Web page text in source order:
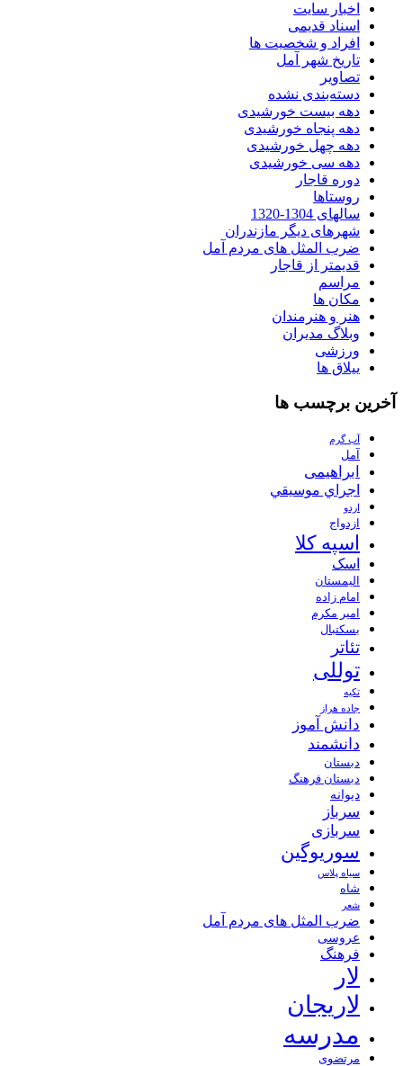
اخبار سایت
اسناد قدیمی
افراد و شخصیت ها
تاریخ شهر آمل
تصاویر
دسته‌بندی نشده
دهه بیست خورشیدی
دهه پنجاه خورشیدی
دهه چهل خورشیدی
دهه سی خورشیدی
دوره قاجار
روستاها
سالهای 1304-1320
شهرهای دیگر مازندران
ضرب المثل های مردم آمل
قدیمتر از قاجار
مراسم
مکان ها
هنر و هنرمندان
وبلاگ مدیران
ورزشی
ییلاق ها
آخرین برچسب ها
آب گرم
آمل
ابراهیمی
اجراي موسيقي
اردو
ازدواج
اسپه کلا
اسک
الیمستان
امام زاده
امیر مکرم
بسکتبال
تئاتر
توللی
تکیه
جاده هراز
دانش آموز
دانشمند
دبستان
دبستان فرهنگ
دیوانه
سرباز
سربازی
سوریوگین
سیاه پلاس
شاه
شعر
ضرب المثل های مردم آمل
عروسی
فرهنگ
لار
لاریجان
مدرسه
مرتضوی